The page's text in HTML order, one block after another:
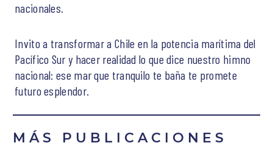
nacionales.
Invito a transformar a Chile en la potencia marítima del
Pacífico Sur y hacer realidad lo que dice nuestro himno
nacional: ese mar que tranquilo te baña te promete
futuro esplendor.
MÁS PUBLICACIONES